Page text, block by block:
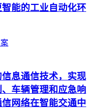
能的工业自动化环
息通信技术，实现
车辆管理和应急响
网络在智能交通中